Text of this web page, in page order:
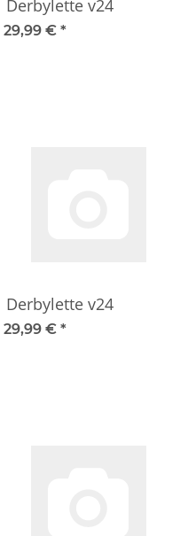
Derbylette v24
29,99 € *
Derbylette v24
29,99 € *